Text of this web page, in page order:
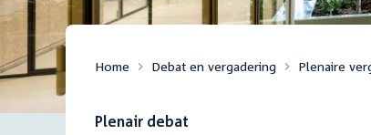
Home Debat en vergadering Plenaire
Plenair debat